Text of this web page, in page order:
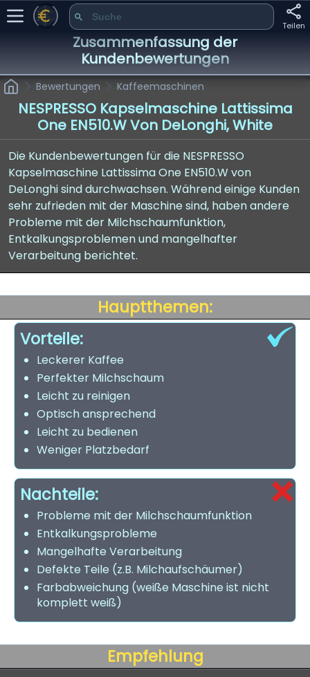
Teilen
Zusammenfassung der
Kundenbewertungen
Bewertungen Kaffeemaschinen
NESPRESSO Kapselmaschine Lattissima
One EN510.W Von DeLonghi, White
Die Kundenbewertungen für die NESPRESSO
Kapselmaschine Lattissima One EN510.W von
DeLonghi sind durchwachsen. Während einige Kunden
sehr zufrieden mit der Maschine sind, haben andere
Probleme mit der Milchschaumfunktion,
Entkalkungsproblemen und mangelhafter
Verarbeitung berichtet.
Hauptthemen:
Vorteile:
Leckerer Kaffee
Perfekter Milchschaum
Leicht zu reinigen
Optisch ansprechend
Leicht zu bedienen
Weniger Platzbedarf
Nachteile:
Probleme mit der Milchschaumfunktion
Entkalkungsprobleme
Mangelhafte Verarbeitung
Defekte Teile (z.B. Milchaufschäumer)
Farbabweichung (weiße Maschine ist nicht
komplett weiß)
Empfehlung